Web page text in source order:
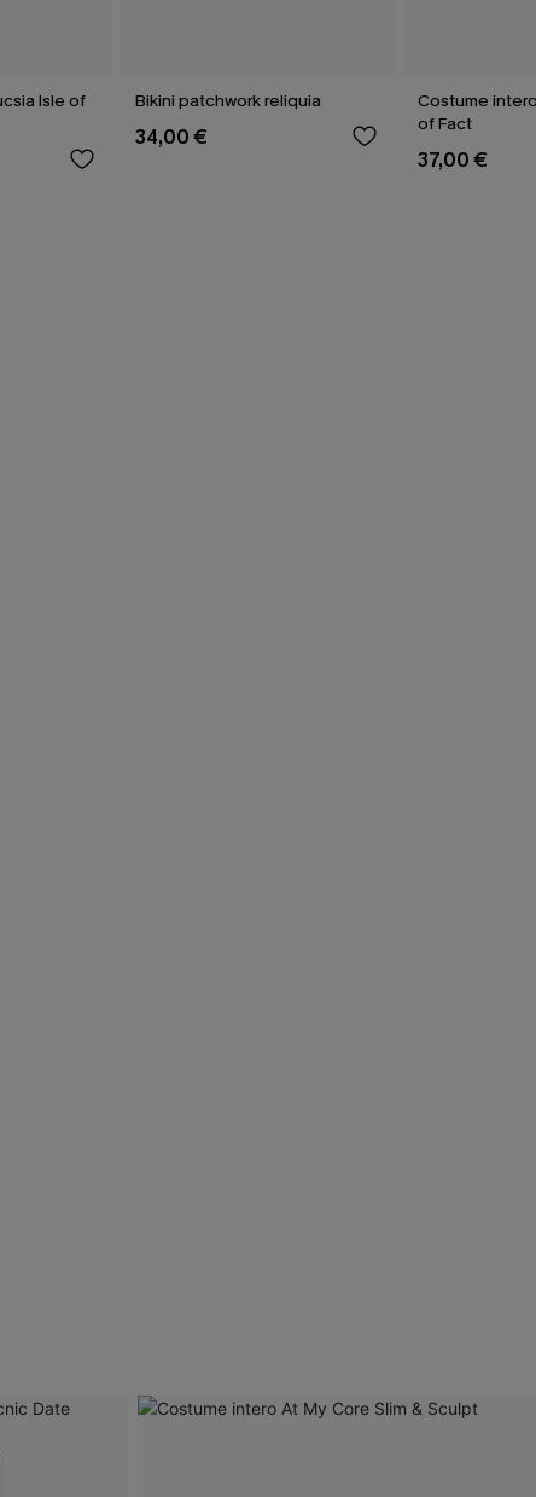
Isle of
Bikini patchwork reliquia
34,00 €
Costume
of Fact
37,00 €